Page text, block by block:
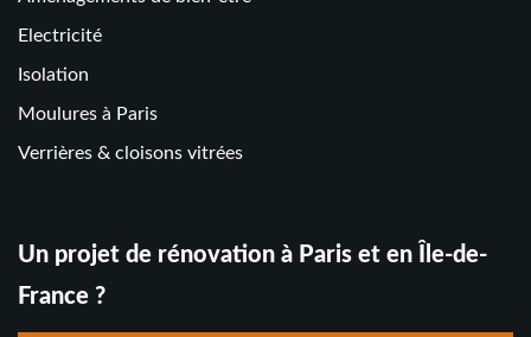
Electricité
Isolation
Moulures à Paris
Verrières & cloisons vitrées
Un projet de rénovation à Paris et en Île-de-
France ?